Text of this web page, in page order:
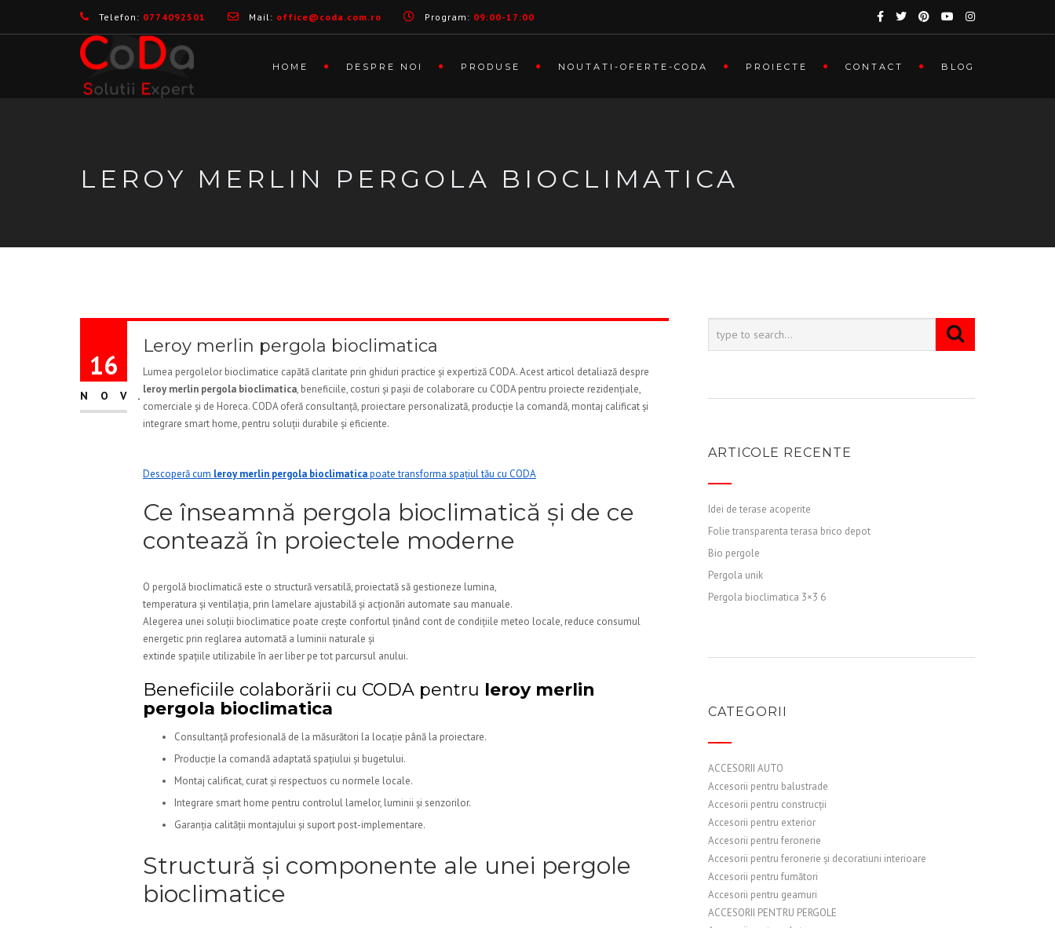
Telefon: 0774092501 Mail: office@coda.com.ro Program: 09:00-17:00
HOME DESPRE NOI PRODUSE NOUTATI-OFERTE-CODA PROIECTE CONTACT BLOG
LEROY MERLIN PERGOLA BIOCLIMATICA
16
NOV.
Leroy merlin pergola bioclimatica
Lumea pergolelor bioclimatice capătă claritate prin ghiduri practice și expertiză CODA. Acest articol detaliază despre
leroy merlin pergola bioclimatica, beneficiile, costuri și pașii de colaborare cu CODA pentru proiecte rezidențiale,
comerciale și de Horeca. CODA oferă consultanță, proiectare personalizată, producție la comandă, montaj calificat și
integrare smart home, pentru soluții durabile și eficiente.
Descoperă cum leroy merlin pergola bioclimaticapoate transforma spațiul tău cu CODA
Ce înseamnă pergola bioclimatică și de ce
contează în proiectele moderne
O pergolă bioclimatică este o structură versatilă, proiectată să gestioneze lumina,
temperatura și ventilația, prin lamelare ajustabilă și acționări automate sau manuale.
Alegerea unei soluții bioclimatice poate crește confortul ținând cont de condițiile meteo locale, reduce consumul
energetic prin reglarea automată a luminii naturale și
extinde spațiile utilizabile în aer liber pe tot parcursul anului.
Beneficiile colaborării cu CODA pentru leroy merlin
pergola bioclimatica
Consultanță profesională de la măsurători la locație până la proiectare.
Producție la comandă adaptată spațiului și bugetului.
Montaj calificat, curat și respectuos cu normele locale.
Integrare smart home pentru controlul lamelor, luminii și senzorilor.
Garanția calității montajului și suport post-implementare.
Structură și componente ale unei pergole
bioclimatice
ARTICOLE RECENTE
Idei de terase acoperite
Folie transparenta terasa brico depot
Bio pergole
Pergola unik
Pergola bioclimatica 3×3 6
CATEGORII
ACCESORII AUTO
Accesorii pentru balustrade
Accesorii pentru construcții
Accesorii pentru exterior
Accesorii pentru feronerie
Accesorii pentru feronerie și decoratiuni interioare
Accesorii pentru fumători
Accesorii pentru geamuri
ACCESORII PENTRU PERGOLE